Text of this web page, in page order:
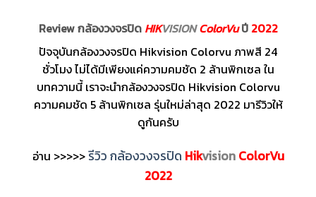
Review กล้องวงจรปิด HIKVISIONColorVuปี 2022
ปัจจุบันกล้องวงจรปิด Hikvision Colorvu ภาพสี 24
ชั่วโมง ไม่ได้มีเพียงแค่ความคมชัด 2 ล้านพิกเซล ใน
บทความนี้ เราจะนำกล้องวงจรปิด Hikvision Colorvu
ความคมชัด 5 ล้านพิกเซล รุ่นใหม่ล่าสุด 2022 มารีวิวให้
ดูกันครับ
อ่าน >>>>>รีวิว กล้องวงจรปิด Hikvision ColorVu
2022